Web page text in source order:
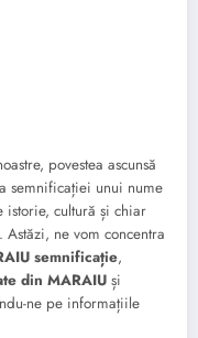
povestea ascunsă
semnificației unui nume
istorie, cultură și chiar
ne vom concentra
semnificație,
din MARAIU și
ne pe informațiile